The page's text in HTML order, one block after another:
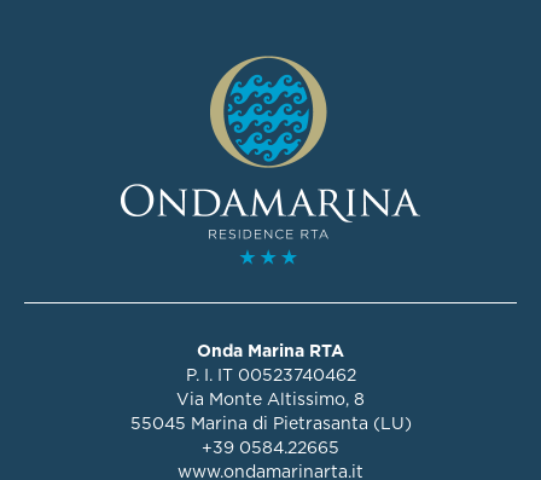
Onda Marina RTA
P. I. IT 00523740462
Via Monte Altissimo, 8
55045 Marina di Pietrasanta (LU)
+39 0584.22665
www.ondamarinarta.it